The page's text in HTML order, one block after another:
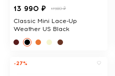
13 990 ₽ 17380 ₽
Classic Mini Lace-Up
Weather US Black
-27%